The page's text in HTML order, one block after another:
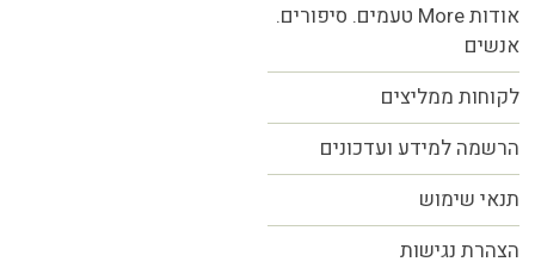
אודות More טעמים. סיפורים.
אנשים
לקוחות ממליצים
הרשמה למידע ועדכונים
תנאי שימוש
הצהרת נגישות